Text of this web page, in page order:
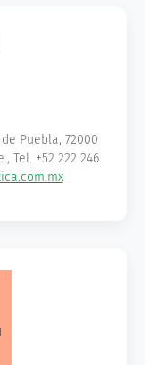
Puebla, 72000
Tel. +52 222 246